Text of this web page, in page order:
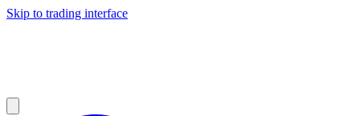
Skip to trading interface